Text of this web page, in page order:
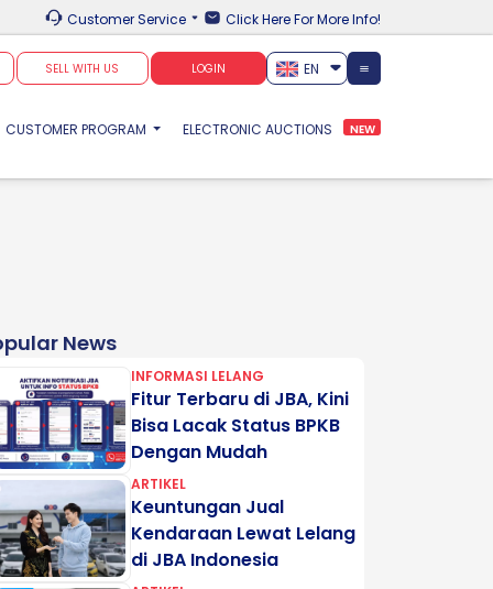
Customer Service Click Here For More Info!
SELL WITH US LOGIN EN
CUSTOMER PROGRAM ELECTRONIC AUCTIONS NEW
News
INFORMASI LELANG
Fitur Terbaru di JBA, Kini
Bisa Lacak Status BPKB
Dengan Mudah
ARTIKEL
Keuntungan Jual
Kendaraan Lewat Lelang
di JBA Indonesia